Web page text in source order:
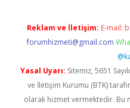
Reklam ve İletişim: E-mail:
forumhizmeti@gmail.com
Yasal Uyarı: Sitemiz, 5651
ve İletişim Kurumu (BTK)
olarak hizmet vermektedir. Bu